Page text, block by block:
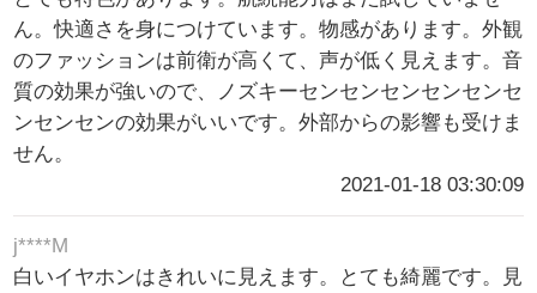
ん。快適さを身につけています。物感があります。外観
のファッションは前衛が高くて、声が低く見えます。音
質の効果が強いので、ノズキーセンセンセンセンセンセ
ンセンセンの効果がいいです。外部からの影響も受けま
せん。
2021-01-18 03:30:09
j****M
白いイヤホンはきれいに見えます。とても綺麗です。見